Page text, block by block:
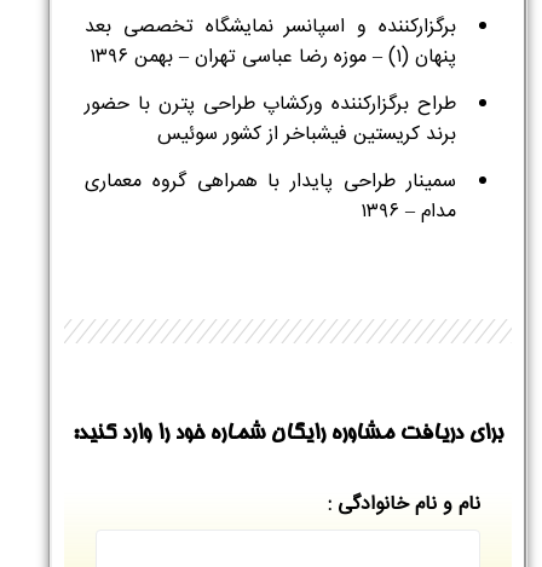
برگزارکننده و اسپانسر نمایشگاه تخصصی بعد
پنهان (۱) – موزه رضا عباسی تهران – بهمن ۱۳۹۶
طراح برگزارکننده ورکشاپ طراحی پترن با حضور
برند کریستین فیشباخر از کشور سوئیس
سمینار طراحی پایدار با همراهی گروه معماری
مدام – ۱۳۹۶
برای دریافت مشاوره رایگان شماره خود را وارد کنید:
نام و نام خانوادگی :